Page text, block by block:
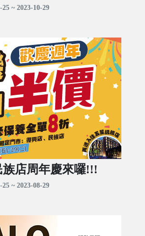
~ 2023-10-29
店周年慶來囉!!!
~ 2023-08-29